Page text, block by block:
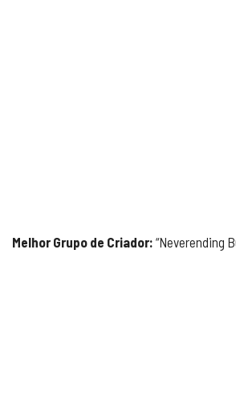
Melhor Grupo de Criador: “Neverending